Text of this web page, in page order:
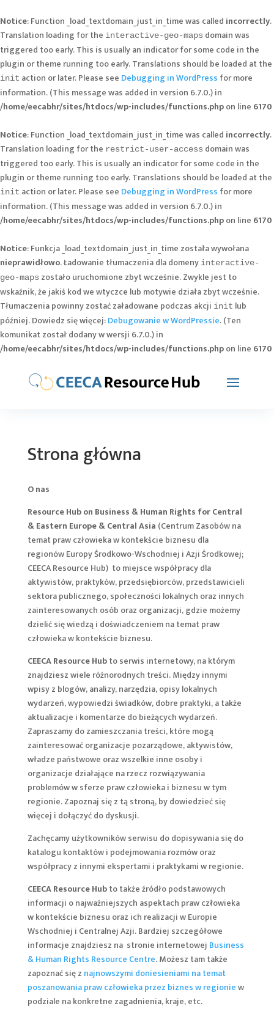
Notice: Function _load_textdomain_just_in_time was called incorrectly.
Translation loading for the interactive-geo-maps domain was
triggered too early. This is usually an indicator for some code in the
plugin or theme running too early. Translations should be loaded at the
init action or later. Please see Debugging in WordPress for more
information. (This message was added in version 6.7.0.) in
/home/eecabhr/sites/htdocs/wp-includes/functions.phpon line 6170
Notice: Function _load_textdomain_just_in_time was called incorrectly.
Translation loading for the restrict-user-access domain was
triggered too early. This is usually an indicator for some code in the
plugin or theme running too early. Translations should be loaded at the
init action or later. Please see Debugging in WordPress for more
information. (This message was added in version 6.7.0.) in
/home/eecabhr/sites/htdocs/wp-includes/functions.phpon line 6170
Notice: Funkcja _load_textdomain_just_in_time została wywołana
nieprawidłowo. Ładowanie tłumaczenia dla domeny interactive-
geo-maps zostało uruchomione zbyt wcześnie. Zwykle jest to
wskaźnik, że jakiś kod we wtyczce lub motywie działa zbyt wcześnie.
Tłumaczenia powinny zostać załadowane podczas akcji init lub
później. Dowiedz się więcej:Debugowanie w WordPressie. (Ten
komunikat został dodany w wersji 6.7.0.) in
/home/eecabhr/sites/htdocs/wp-includes/functions.phpon line 6170
Strona główna
O nas
Resource Hub on Business & Human Rights for Central
& Eastern Europe & Central Asia (Centrum Zasobów na
temat praw człowieka w kontekście biznesu dla
regionów Europy Środkowo-Wschodniej i Azji Środkowej;
CEECA Resource Hub) to miejsce współpracy dla
aktywistów, praktyków, przedsiębiorców, przedstawicieli
sektora publicznego, społeczności lokalnych oraz innych
zainteresowanych osób oraz organizacji, gdzie możemy
dzielić się wiedzą i doświadczeniem na temat praw
człowieka w kontekście biznesu.
CEECA Resource Hubto serwis internetowy, na którym
znajdziesz wiele różnorodnych treści. Między innymi
wpisy z blogów, analizy, narzędzia, opisy lokalnych
wydarzeń, wypowiedzi świadków, dobre praktyki, a także
aktualizacje i komentarze do bieżących wydarzeń.
Zapraszamy do zamieszczania treści, które mogą
zainteresować organizacje pozarządowe, aktywistów,
władze państwowe oraz wszelkie inne osoby i
organizacje działające na rzecz rozwiązywania
problemów w sferze praw człowieka i biznesu w tym
regionie. Zapoznaj się z tą stroną, by dowiedzieć się
więcej i dołączyć do dyskusji.
Zachęcamy użytkowników serwisu do dopisywania się do
katalogu kontaktów i podejmowania rozmów oraz
współpracy z innymi ekspertami i praktykami w regionie.
CEECA Resource Hubto także źródło podstawowych
informacji o najważniejszych aspektach praw człowieka
w kontekście biznesu oraz ich realizacji w Europie
Wschodniej i Centralnej Azji. Bardziej szczegółowe
informacje znajdziesz na stronie internetowej Business
& Human Rights Resource Centre. Możesz tam także
zapoznać się z najnowszymi doniesieniami na temat
poszanowania praw człowieka przez biznes w regioniew
podziale na konkretne zagadnienia, kraje, etc.